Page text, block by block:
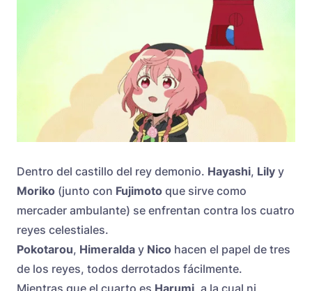
Dentro del castillo del rey demonio. Hayashi, Lily y
Moriko (junto con Fujimoto que sirve como
mercader ambulante) se enfrentan contra los cuatro
reyes celestiales.
Pokotarou, Himeralda y Nico hacen el papel de tres
de los reyes, todos derrotados fácilmente.